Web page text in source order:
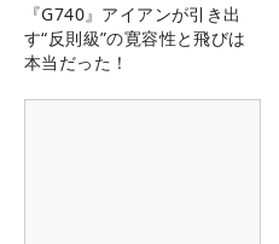
『G740』アイアンが引き出
す“反則級”の寛容性と飛びは
本当だった！